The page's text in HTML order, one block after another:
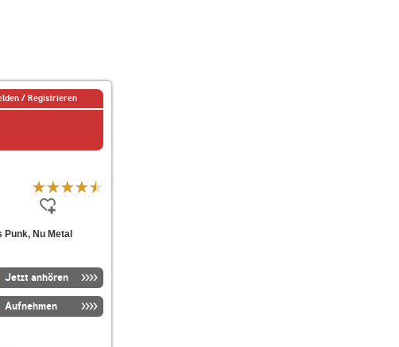
/ Registrieren
Nu Metal
Jetzt anhören
Aufnehmen